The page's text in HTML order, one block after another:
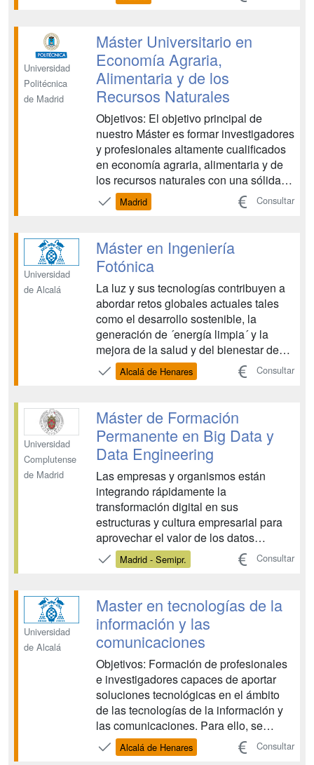
especializados en este campo....
Universidad
Politécnica
de Madrid
Máster Universitario en
Economía Agraria,
Alimentaria y de los
Recursos Naturales
Objetivos: El objetivo principal de
nuestro Máster es formar investigadores
y profesionales altamente cualificados
en economía agraria, alimentaria y de
los recursos naturales con una sólida
formación y habilidades para trabajar
en grupos interdisciplinares. ...
Madrid Consultar
Universidad
de Alcalá
Máster en Ingeniería
Fotónica
La luz y sus tecnologías contribuyen a
abordar retos globales actuales tales
como el desarrollo sostenible, la
generación de ´energía limpia´ y la
mejora de la salud y del bienestar de
las personas. Su transversalidad
permite el auge de nuevos tecnologías
Biofotónica, Medicina fotónica, Fotónica
ambiental, Fotón...
Alcalá de Henares Consultar
Universidad
Complutense
de Madrid
Máster de Formación
Permanente en Big Data y
Data Engineering
Las empresas y organismos están
integrando rápidamente la
transformación digital en sus
estructuras y cultura empresarial para
aprovechar el valor de los datos
masivos en la toma de decisiones. Una
herramienta clave para el éxito y su
futuro. El Big Data se ha convertido en
un recurso valioso para la gestió...
Madrid - Semipr. Consultar
Universidad
de Alcalá
Master en tecnologías de la
información y las
comunicaciones
Objetivos: Formación de profesionales
e investigadores capaces de aportar
soluciones tecnológicas en el ámbito
de las tecnologías de la información y
las comunicaciones. Para ello, se
pretende dotar al alumno de
conocimientos suficientes, habilidades
Alcalá de Henares Consultar